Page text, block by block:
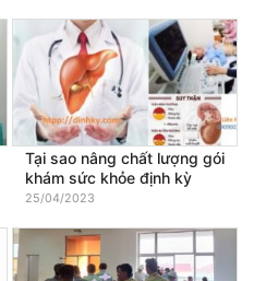
Tại sao nâng chất lượng gói
khám sức khỏe định kỳ
25/04/2023